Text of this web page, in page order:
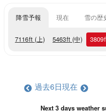
降雪予報 現在 雪の歴
7116ft (上) 5463ft (中) 3809
過去6日現在
Next 3 days weather